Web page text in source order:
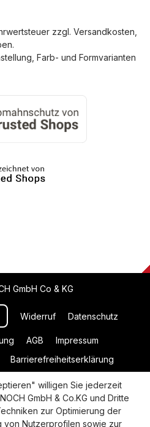
zzgl. Versandkosten
Farb- und Formvarianten
GmbH Co & KG
Widerruf Datenschutz
AGB
Impressum
Barrierefreiheitserklärung
willigen Sie jederzeit
GmbH & Co.KG und Dritte
zur Optimierung der
von Nutzerprofilen sowie zur